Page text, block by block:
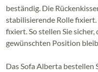
beständig. Die
stabilisierende Rolle
fixiert. So stellen Sie
gewünschten Position
Das Sofa Alberta bestellen